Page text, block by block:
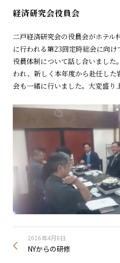
経済研究会役員会
二戸経済研究会の役員会がホテル
に行われる第23回定時総会に向
役員体制について話し合いまし
われ、新しく本年度から赴任し
会も一緒に行いました。大変盛り
2016年4月8日
NYからの研修